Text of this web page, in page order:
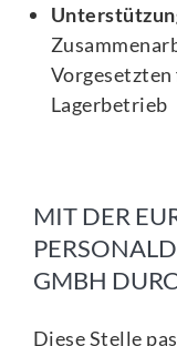
Lagerbetrieb
MIT DER
GMBH
Diese Stelle